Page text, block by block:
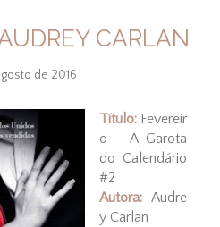
CARLAN
de 2016
Título:Fevereir
o - A Garota
do Calendário
#2
Autora:Audre
y Carlan